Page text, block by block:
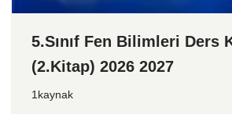
5.Sınıf Fen Bilimleri Ders
(2.Kitap) 2026 2027
1kaynak